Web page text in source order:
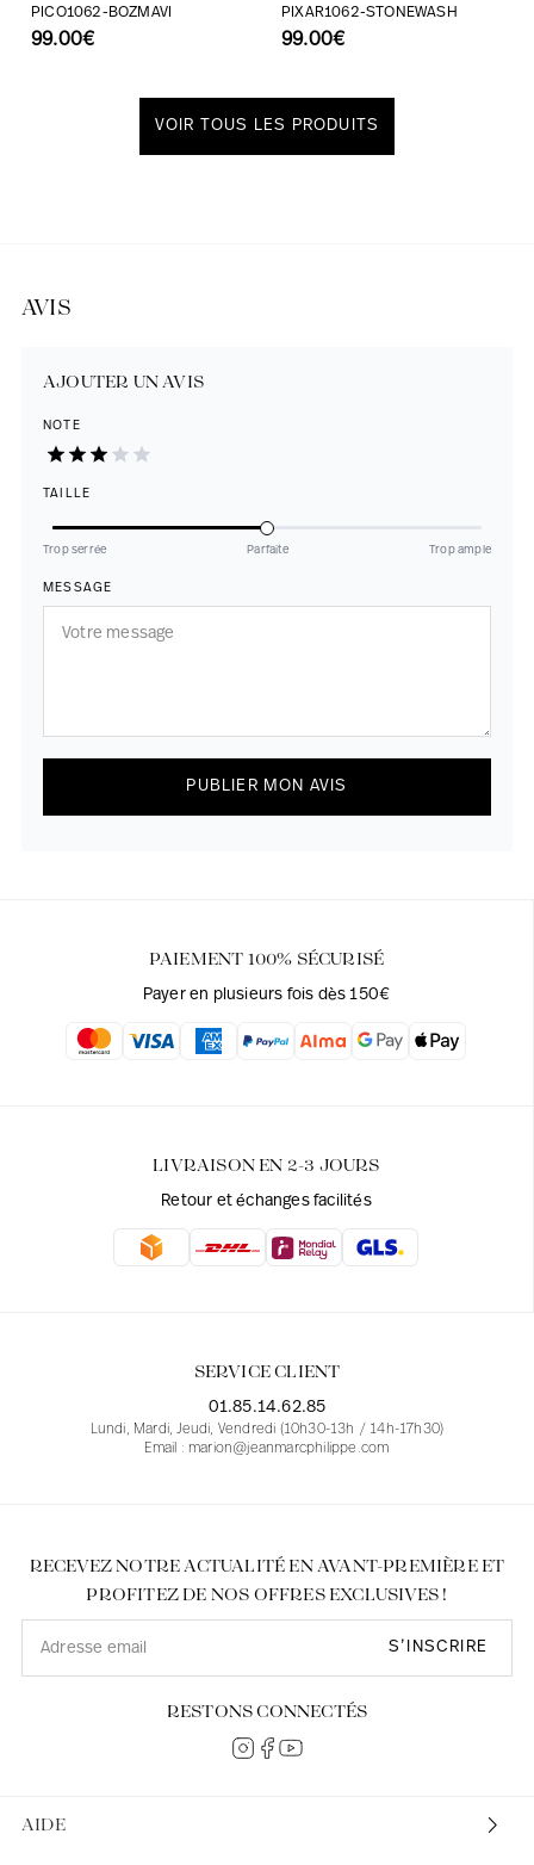
TAILLE HAUTE-JEAN
MARC PHILIPPE
PICO1062-BOZMAVI
99.00€
POCHES
PIXAR1062-STONEWASH
99.00€
VOIR TOUS LES PRODUITS
AVIS
AJOUTER UN AVIS
NOTE
TAILLE
Trop serrée Parfaite Trop ample
MESSAGE
PUBLIER MON AVIS
PAIEMENT 100% SÉCURISÉ
Payer en plusieurs fois dès 150€
LIVRAISON EN 2-3 JOURS
Retour et échanges facilités
SERVICE CLIENT
01.85.14.62.85
Lundi, Mardi, Jeudi, Vendredi (10h30-13h / 14h-17h30)
Email : marion@jeanmarcphilippe.com
AIDE
RECEVEZ NOTRE ACTUALITÉ EN AVANT-PREMIÈRE ET
PROFITEZ DE NOS OFFRES EXCLUSIVES !
S’INSCRIRE
RESTONS CONNECTÉS